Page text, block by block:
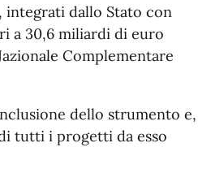
integrati dallo Stato con
a 30,6 miliardi di euro
Complementare
dello strumento e,
tutti i progetti da esso